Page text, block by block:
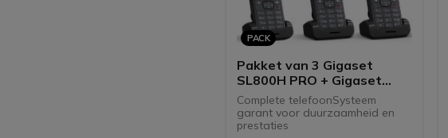
systeem
PACK
Pakket van 3 Gigaset
SL800H PRO + Gigaset
N210 PRO
Complete telefoonSysteem
garant voor duurzaamheid en
prestaties